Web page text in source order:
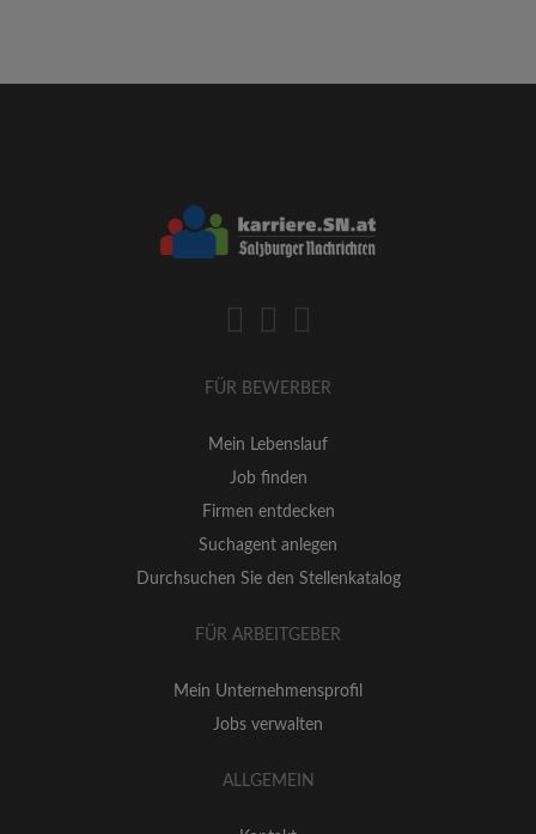
FÜR BEWERBER
Mein Lebenslauf
Job finden
Firmen entdecken
Suchagent anlegen
Durchsuchen Sie den Stellenkatalog
FÜR ARBEITGEBER
Mein Unternehmensprofil
Jobs verwalten
ALLGEMEIN